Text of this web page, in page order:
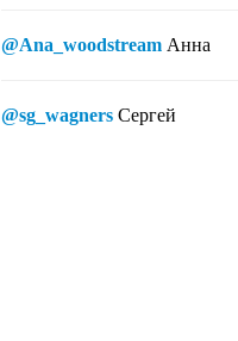
@Ana_woodstream Анна
@sg_wagners Сергей